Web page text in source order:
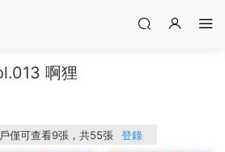
啊狸
僅可查看9張，共55張 登錄